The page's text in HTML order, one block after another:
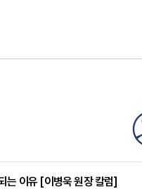
는 이유 [이병욱 원장 칼럼]